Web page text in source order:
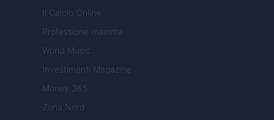
Il Calcio Online
Professione mamma
World Music
Investimenti Magazine
Money 365
Zona Nerd